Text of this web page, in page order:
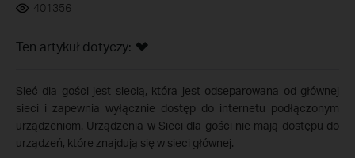
401356
Ten artykuł dotyczy:
Sieć dla gości jest siecią, która jest odseparowana od głównej
sieci i zapewnia wyłącznie dostęp do internetu podłączonym
urządzeniom. Urządzenia w Sieci dla gości nie mają dostępu do
urządzeń, które znajdują się w sieci głównej.